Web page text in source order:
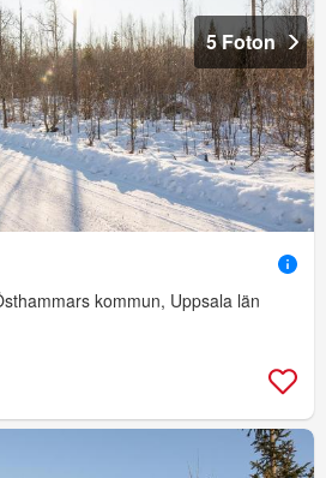
5 Foton
kommun, Uppsala län